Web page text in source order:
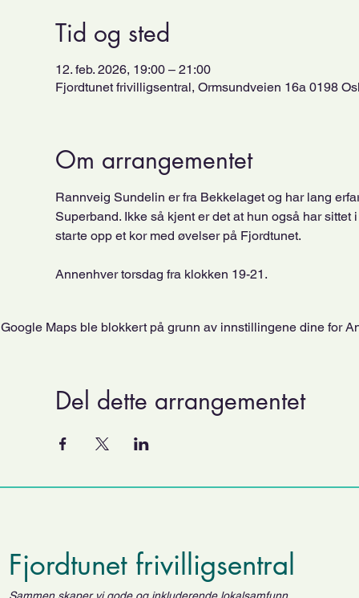
Tid og sted
12. feb. 2026, 19:00 – 21:00
Fjordtunet frivilligsentral, Ormsundveien 16a 0198
Om arrangementet
Rannveig Sundelin er fra Bekkelaget og har lang
Superband. Ikke så kjent er det at hun også har
starte opp et kor med øvelser på Fjordtunet.
Annenhver torsdag fra klokken 19-21.
Google Maps ble blokkert på grunn av innstillingene dine for
Del dette arrangementet
Fjordtunet frivilligsentral